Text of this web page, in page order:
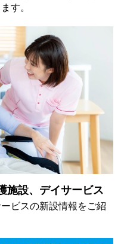
す。
施設、デイサービス
ビスの新設情報をご紹